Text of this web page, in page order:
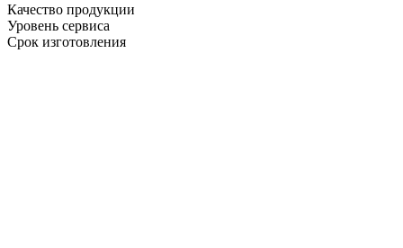
Качество продукции
Уровень сервиса
Срок изготовления